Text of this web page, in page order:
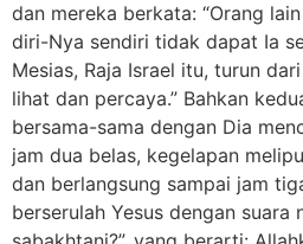
dan mereka berkata: “Orang
diri-Nya sendiri tidak dapat Ia
Mesias, Raja Israel itu, turun
lihat dan percaya.” Bahkan
bersama-sama dengan Dia
jam dua belas, kegelapan
dan berlangsung sampai jam
berserulah Yesus dengan suara